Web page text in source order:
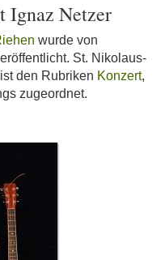
Ignaz Netzer
wurde von
St. Nikolaus-
den Rubriken Konzert,
zugeordnet.